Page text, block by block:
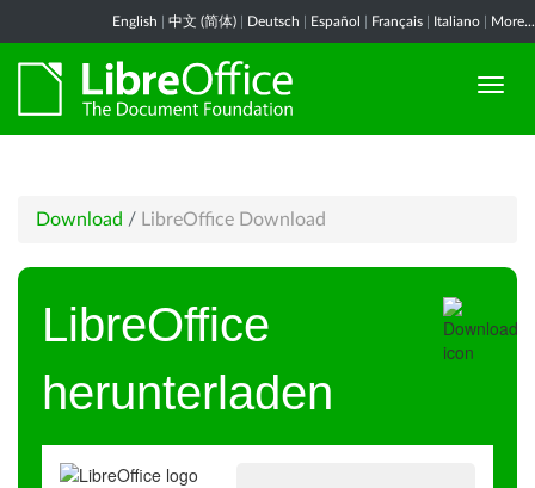
English 中文 (简体) Deutsch Español Français Italiano More...
Download / LibreOffice Download
LibreOffice
herunterladen